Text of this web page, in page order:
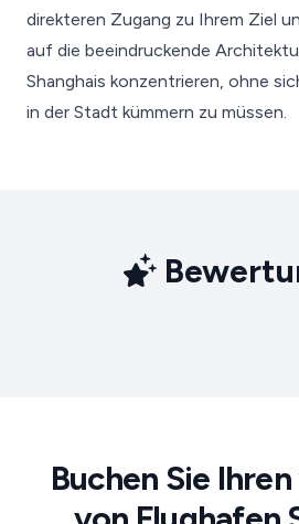
direkteren Zugang zu Ihrem Ziel
auf die beeindruckende
Shanghais konzentrieren, ohne
in der Stadt kümmern zu müssen.
Buchen Sie